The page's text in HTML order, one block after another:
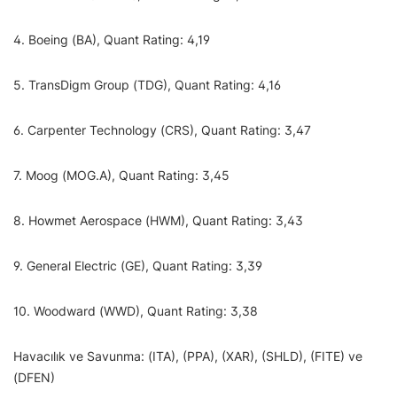
4. Boeing (BA), Quant Rating: 4,19
5. TransDigm Group (TDG), Quant Rating: 4,16
6. Carpenter Technology (CRS), Quant Rating: 3,47
7. Moog (MOG.A), Quant Rating: 3,45
8. Howmet Aerospace (HWM), Quant Rating: 3,43
9. General Electric (GE), Quant Rating: 3,39
10. Woodward (WWD), Quant Rating: 3,38
Havacılık ve Savunma: (ITA), (PPA), (XAR), (SHLD), (FITE) ve
(DFEN)